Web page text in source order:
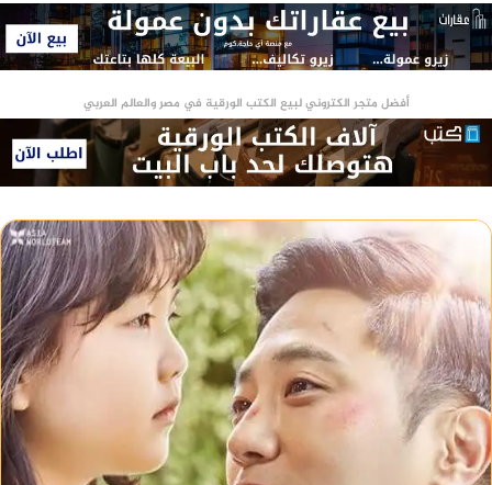
أفضل متجر الكتروني لبيع الكتب الورقية في مصر والعالم العربي